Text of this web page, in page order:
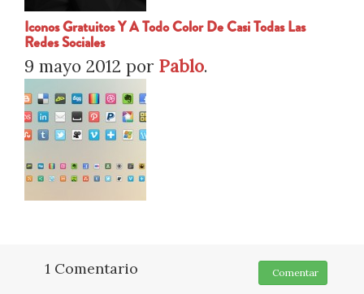
Iconos Gratuitos Y A Todo Color De Casi Todas Las
Redes Sociales
9 mayo 2012 por Pablo.
1 Comentario Comentar